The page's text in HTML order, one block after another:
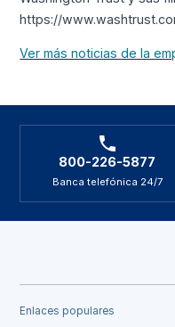
https://
Ver más noticias de la
800-226-5877
Banca telefónica 24/7
Enlaces populares